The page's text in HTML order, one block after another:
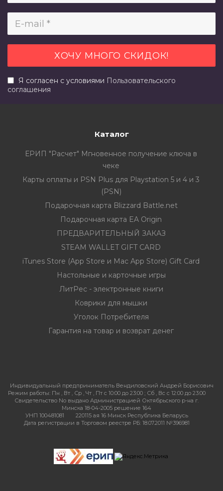
Я согласен с условиями Пользовательского
соглашения
Каталог
ЕРИП "Расчет" Мгновенное получение ключа в
чеке
Карты оплаты и PSN Plus для Playstation 5 и 4 и 3
(PSN)
Подарочная карта Blizzard Battle.net
Подарочная карта EA Origin
ПРЕДВАРИТЕЛЬНЫЙ ЗАКАЗ
STEAM WALLET GIFT CARD
iTunes Store (App Store и Mac App Store) Gift Card
Настольные и карточные игры
ЛитРес - электронные книги
Коврики для мышки
Уголок Потребителя
Гарантия на товар и возврат денег
Индивидуальный предприниматель Вендиловский Андрей Борисович
Режим работы: Пн , Вт , Ср , Чт , Пт c 10:00 до 23:00 ; Сб , Вс c 12:00 до 23:00
Свидетельство No выдано Администрацией Октябрьского р-на г.
Минска 18-04-2005 решение 164
УНП 100481081
220115 ая 16 Минск Республика Беларусь
Дата регистрации в Торговом реестре РБ: 18.07.2011 №396981